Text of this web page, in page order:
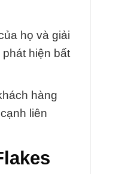
họ và giải
hiện bất
hàng
liên